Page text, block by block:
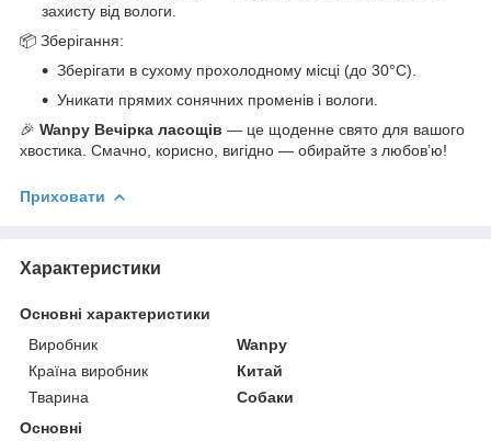
захисту від вологи.
📦 Зберігання:
Зберігати в сухому прохолодному місці (до 30°C).
Уникати прямих сонячних променів і вологи.
🎉 Wanpy Вечірка ласощів — це щоденне свято для вашого
хвостика. Смачно, корисно, вигідно — обирайте з любов’ю!
Приховати
Характеристики
Основні характеристики
Виробник
Wanpy
Країна виробник
Китай
Тварина
Собаки
Основні